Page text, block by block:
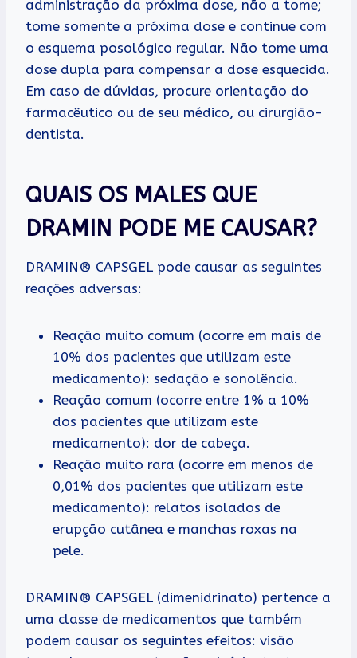
administração da próxima dose, não a tome;
tome somente a próxima dose e continue com
o esquema posológico regular. Não tome uma
dose dupla para compensar a dose esquecida.
Em caso de dúvidas, procure orientação do
farmacêutico ou de seu médico, ou cirurgião-
dentista.
QUAIS OS MALES QUE
DRAMIN PODE ME CAUSAR?
DRAMIN® CAPSGEL pode causar as seguintes
reações adversas:
Reação muito comum (ocorre em mais de
10% dos pacientes que utilizam este
medicamento): sedação e sonolência.
Reação comum (ocorre entre 1% a 10%
dos pacientes que utilizam este
medicamento): dor de cabeça.
Reação muito rara (ocorre em menos de
0,01% dos pacientes que utilizam este
medicamento): relatos isolados de
erupção cutânea e manchas roxas na
pele.
DRAMIN® CAPSGEL (dimenidrinato) pertence a
uma classe de medicamentos que também
podem causar os seguintes efeitos: visão